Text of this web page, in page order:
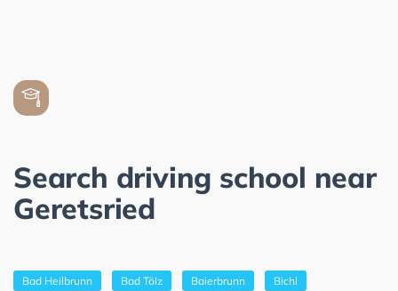
Search driving school near
Geretsried
Bad Heilbrunn Bad Tölz Baierbrunn Bichl